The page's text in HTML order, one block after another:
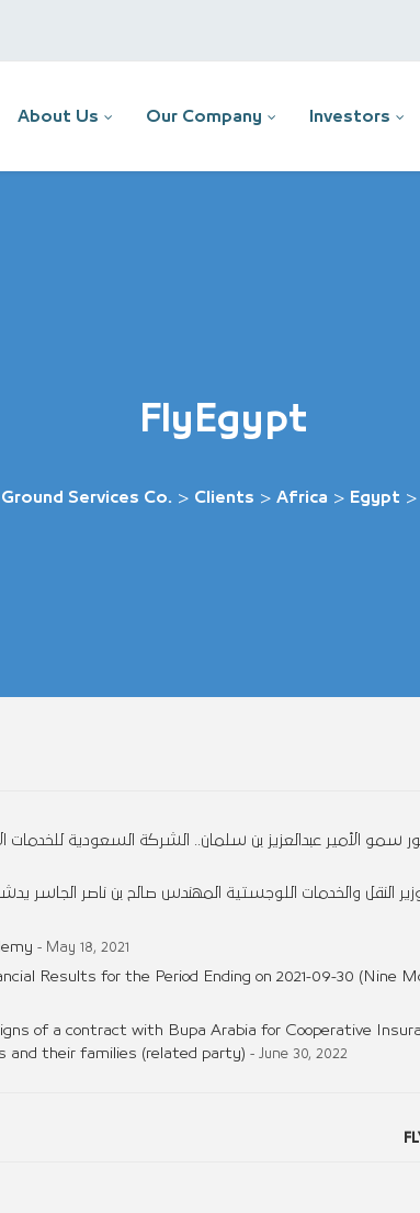
About Us Our Company Investors
FlyEgypt
Services Co. > Clients > Africa > Egypt >
سمو الأمير عبدالعزيز بن سلمان.. الشركة السعودية
النقل والخدمات اللوجستية المهندس صالح بن ناصر
- May 18, 2021
Results for the Period Ending on 2021-09-30 (Nine
of a contract with Bupa Arabia for Cooperative
and their families (related party) - June 30, 2022